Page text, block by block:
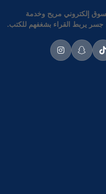
إلكتروني مريح وخدمة
جسر يربط القراء بشغفهم للكتب.